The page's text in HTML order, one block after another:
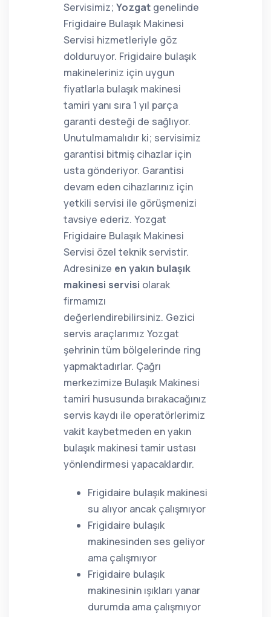
Servisimiz; Yozgat genelinde
Frigidaire Bulaşık Makinesi
Servisi hizmetleriyle göz
dolduruyor. Frigidaire bulaşık
makineleriniz için uygun
fiyatlarla bulaşık makinesi
tamiri yanı sıra 1 yıl parça
garanti desteği de sağlıyor.
Unutulmamalıdır ki; servisimiz
garantisi bitmiş cihazlar için
usta gönderiyor. Garantisi
devam eden cihazlarınız için
yetkili servisi ile görüşmenizi
tavsiye ederiz. Yozgat
Frigidaire Bulaşık Makinesi
Servisi özel teknik servistir.
Adresinize en yakın bulaşık
makinesi servisi olarak
firmamızı
değerlendirebilirsiniz. Gezici
servis araçlarımız Yozgat
şehrinin tüm bölgelerinde ring
yapmaktadırlar. Çağrı
merkezimize Bulaşık Makinesi
tamiri hususunda bırakacağınız
servis kaydı ile operatörlerimiz
vakit kaybetmeden en yakın
bulaşık makinesi tamir ustası
yönlendirmesi yapacaklardır.
Frigidaire bulaşık makinesi
su alıyor ancak çalışmıyor
Frigidaire bulaşık
makinesinden ses geliyor
ama çalışmıyor
Frigidaire bulaşık
makinesinin ışıkları yanar
durumda ama çalışmıyor